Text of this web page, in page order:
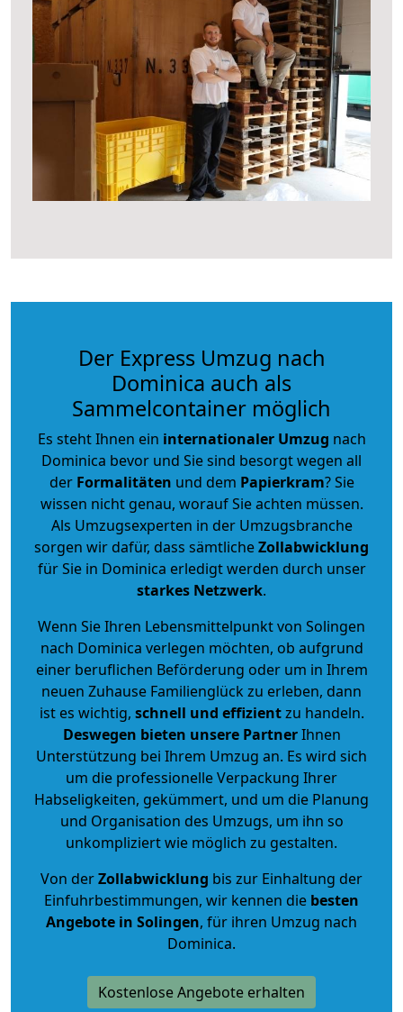
Der Express Umzug nach
Dominica auch als
Sammelcontainer möglich
Es steht Ihnen ein internationaler Umzug nach
Dominica bevor und Sie sind besorgt wegen all
der Formalitäten und dem Papierkram? Sie
wissen nicht genau, worauf Sie achten müssen.
Als Umzugsexperten in der Umzugsbranche
sorgen wir dafür, dass sämtlicheZollabwicklung
für Sie in Dominica erledigt werden durch unser
starkes Netzwerk.
Wenn Sie Ihren Lebensmittelpunkt von Solingen
nach Dominica verlegen möchten, ob aufgrund
einer beruflichen Beförderung oder um in Ihrem
neuen Zuhause Familienglück zu erleben, dann
ist es wichtig, schnell und effizientzu handeln.
Deswegen bieten unsere PartnerIhnen
Unterstützung bei Ihrem Umzug an. Es wird sich
um die professionelle Verpackung Ihrer
Habseligkeiten, gekümmert, und um die Planung
und Organisation des Umzugs, um ihn so
unkompliziert wie möglich zu gestalten.
Von derZollabwicklung bis zur Einhaltung der
Einfuhrbestimmungen, wir kennen die besten
Angebote in Solingen, für ihren Umzug nach
Dominica.
Kostenlose Angebote erhalten